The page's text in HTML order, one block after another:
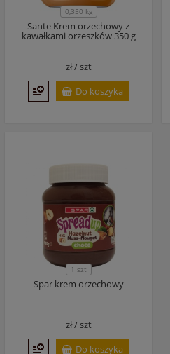
0,350 kg
Sante Krem orzechowy z
kawałkami orzeszków 350 g
zł /szt
Do koszyka
1 szt
Spar krem orzechowy
zł /szt
Do koszyka